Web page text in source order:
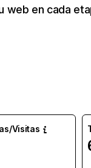
web en cada
Visitas